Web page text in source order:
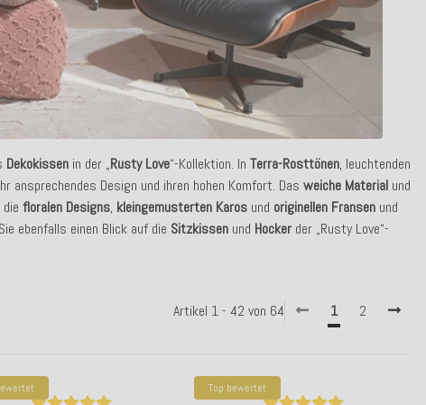
Dekokissen in der „Rusty Love“-Kollektion. In Terra-Rosttönen, leuchtenden
ansprechendes Design und ihren hohen Komfort. Das weiche Material und
floralen Designs, kleingemusterten Karos und originellen Fransen und
ebenfalls einen Blick auf die Sitzkissen und Hocker der „Rusty Love“-
Artikel 1 - 42 von 64 1 2
Top bewertet